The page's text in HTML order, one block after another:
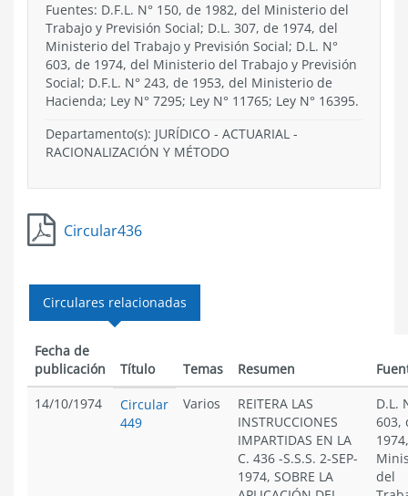
Fuentes: D.F.L. N° 150, de 1982, del Ministerio del
Trabajo y Previsión Social; D.L. 307, de 1974, del
Ministerio del Trabajo y Previsión Social; D.L. N°
603, de 1974, del Ministerio del Trabajo y Previsión
Social; D.F.L. N° 243, de 1953, del Ministerio de
Hacienda; Ley N° 7295; Ley N° 11765; Ley N° 16395.
Departamento(s): JURÍDICO - ACTUARIAL -
RACIONALIZACIÓN Y MÉTODO
Circular436
Circulares relacionadas
Fecha de
publicación
Título Temas Resumen
14/10/1974
Circular
449
Varios
REITERA LAS
INSTRUCCIONES
IMPARTIDAS EN LA
C. 436 -S.S.S. 2-SEP-
1974, SOBRE LA
D.L.
603,
del